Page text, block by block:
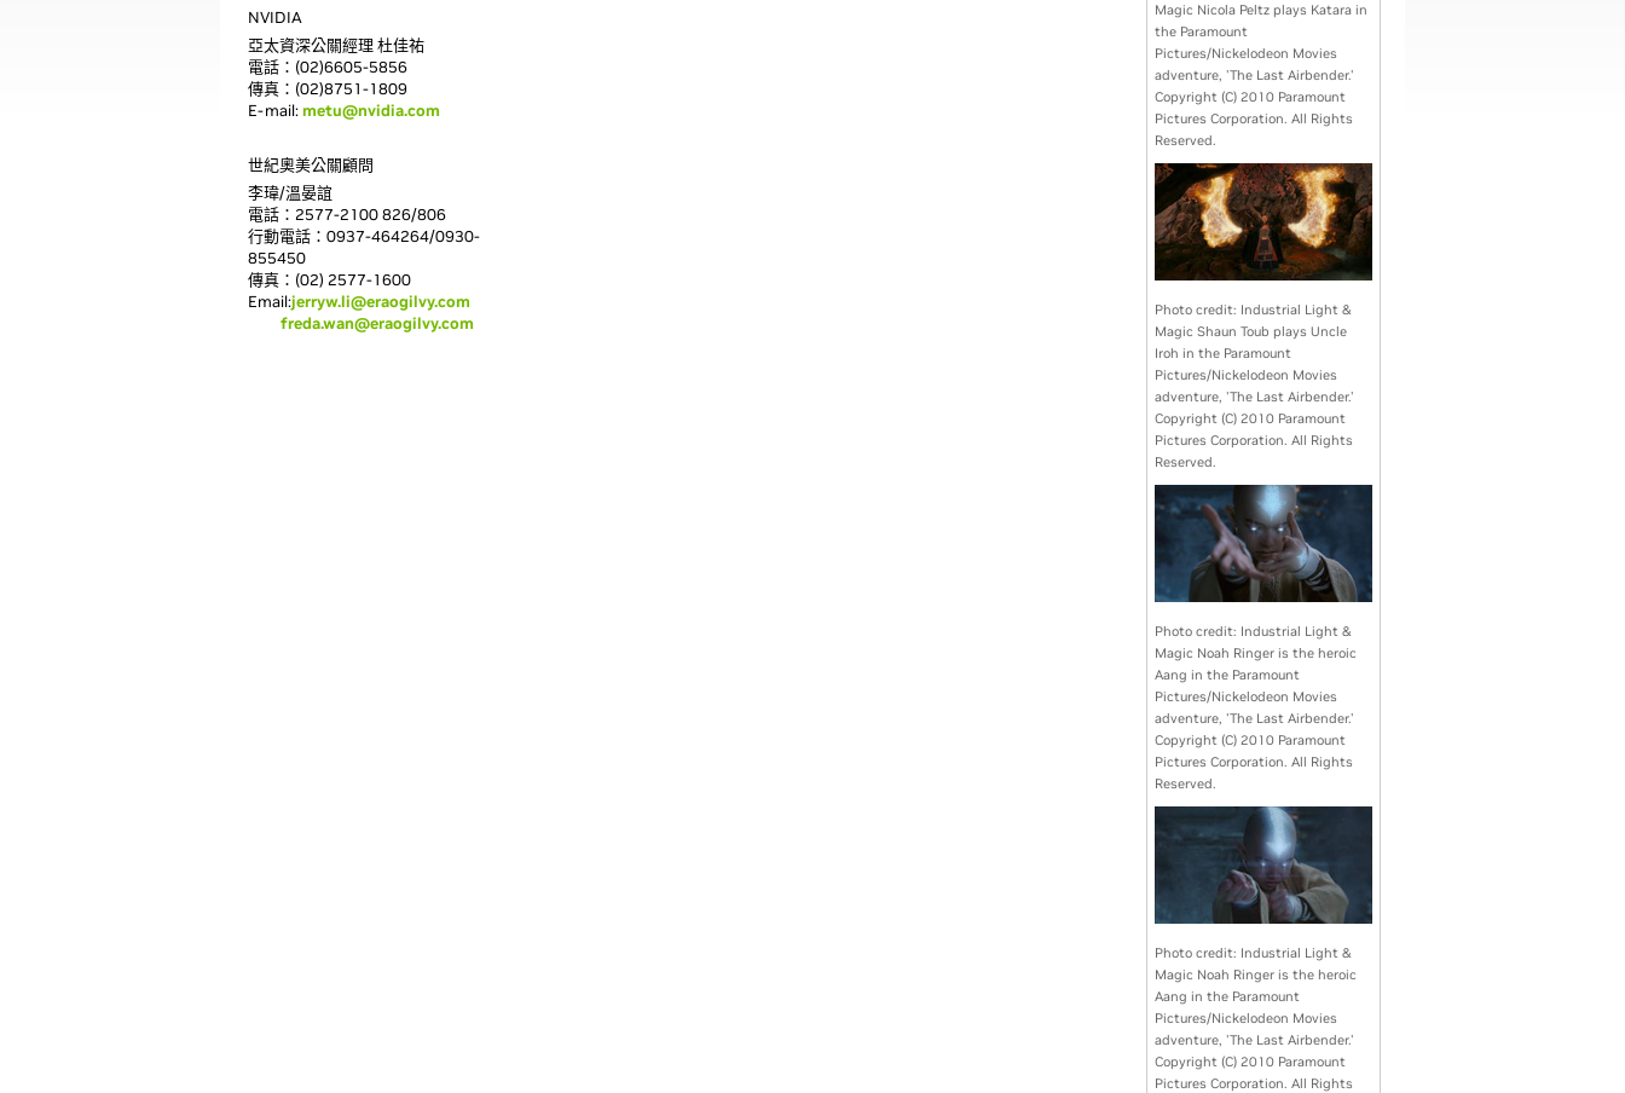
Magic Nicola Peltz plays Katara in
the Paramount
Pictures/Nickelodeon Movies
adventure, 'The Last Airbender.'
Copyright (C) 2010 Paramount
Pictures Corporation. All Rights
Reserved.
Photo credit: Industrial Light &
Magic Shaun Toub plays Uncle
Iroh in the Paramount
Pictures/Nickelodeon Movies
adventure, 'The Last Airbender.'
Copyright (C) 2010 Paramount
Pictures Corporation. All Rights
Reserved.
Photo credit: Industrial Light &
Magic Noah Ringer is the heroic
Aang in the Paramount
Pictures/Nickelodeon Movies
adventure, 'The Last Airbender.'
Copyright (C) 2010 Paramount
Pictures Corporation. All Rights
Reserved.
Photo credit: Industrial Light &
Magic Noah Ringer is the heroic
Aang in the Paramount
Pictures/Nickelodeon Movies
adventure, 'The Last Airbender.'
Copyright (C) 2010 Paramount
Pictures Corporation. All Rights
NVIDIA
亞太資深公關經理 杜佳祐
電話：(02)6605-5856
傳真：(02)8751-1809
E-mail:metu@nvidia.com
世紀奧美公關顧問
李瑋/溫晏誼
電話：2577-2100 826/806
行動電話：0937-464264/0930-
855450
傳真：(02) 2577-1600
Email:jerryw.li@eraogilvy.com
freda.wan@eraogilvy.com